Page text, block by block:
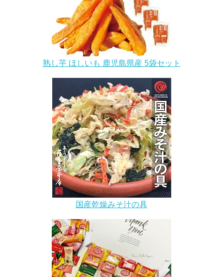
熟し芋 ほしいも 鹿児島県産 5袋セット
国産乾燥みそ汁の具